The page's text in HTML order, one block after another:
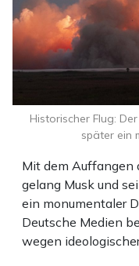
Mit dem Auffangen
gelang Musk und
ein monumentaler
Deutsche Medien
wegen
Historischer Flug:
später ein